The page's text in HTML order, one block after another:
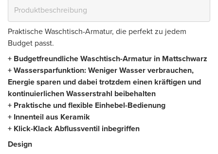
Praktische Waschtisch-Armatur, die perfekt zu jedem
Budget passt.
+ Budgetfreundliche Waschtisch-Armatur in Mattschwarz
+ Wassersparfunktion: Weniger Wasser verbrauchen,
Energie sparen und dabei trotzdem einen kräftigen und
kontinuierlichen Wasserstrahl beibehalten
+ Praktische und flexible Einhebel-Bedienung
+ Innenteil aus Keramik
+ Klick-Klack Abflussventil inbegriffen
Design